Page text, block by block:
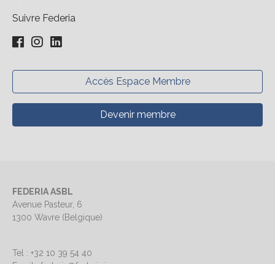
Suivre Federia
Accès Espace Membre
Devenir membre
FEDERIA ASBL
Avenue Pasteur, 6
1300 Wavre (Belgique)
Tel : +32 10 39 54 40